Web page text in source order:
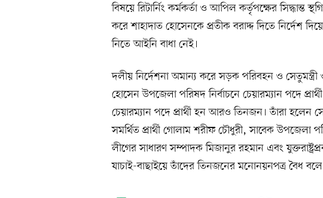
বিষয়ে রিটার্নিং কর্মকর্তা ও আপিল কর্তৃপক্ষের সিদ্ধান্ত
করে শাহাদাত হোসেনকে প্রতীক বরাদ্দ দিতে নির্দেশ
নিতে আইনি বাধা নেই।
দলীয় নির্দেশনা অমান্য করে সড়ক পরিবহন ও
হোসেন উপজেলা পরিষদ নির্বাচনে চেয়ারম্যান পদে
চেয়ারম্যান পদে প্রার্থী হন আরও তিনজন। তাঁরা হলেন
সমর্থিত প্রার্থী গোলাম শরীফ চৌধুরী, সাবেক উপজেলা
লীগের সাধারণ সম্পাদক মিজানুর রহমান এবং
যাচাই-বাছাইয়ে তাঁদের তিনজনের মনোনয়নপত্র বৈধ